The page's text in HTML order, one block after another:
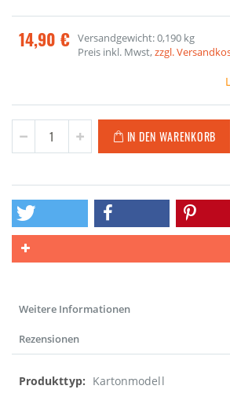
14,90 € Versandgewicht: 0,190 kg
Preis inkl. Mwst,zzgl.
IN DEN WARENKORB
Weitere Informationen
Rezensionen
Weitere
Kartonmodell